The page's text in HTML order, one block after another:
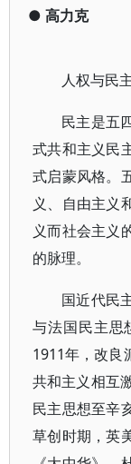
● 高力克
人权与民
民主是五
式共和主义民
式启蒙风格。
义、自由主义
义而社会主义
的脉理。
国近代民
与法国民主思
1911年，改良
共和主义相互
民主思想至辛
草创时期，英